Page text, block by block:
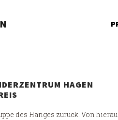
HAGEN
des Hanges zurück. Von